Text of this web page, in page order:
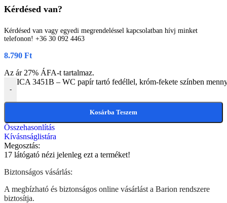
Kérdésed van?
Kérdésed van vagy egyedi megrendeléssel kapcsolatban hívj minket
telefonon! +36 30 092 4463
8.790 Ft
Az ár 27% ÁFA-t tartalmaz.
-
ICA 3451B – WC papír tartó fedéllel, króm-fekete színben
Kosárba Teszem
Összehasonlítás
Kívásnságlistára
Megosztás:
17 látógató nézi jelenleg ezt a terméket!
Biztonságos vásárlás:
A megbízható és biztonságos online vásárlást a Barion rendszere
biztosítja.